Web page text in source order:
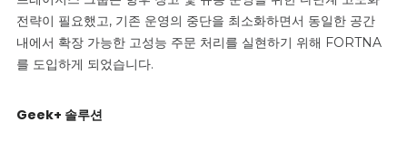
전략이 필요했고, 기존 운영의 중단을 최소화하면서 동일한 공간
내에서 확장 가능한 고성능 주문 처리를 실현하기 위해 FORTNA
를 도입하게 되었습니다.
Geek+ 솔루션